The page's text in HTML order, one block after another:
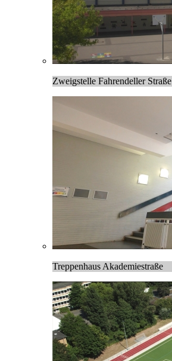
Zweigstelle Fahrendeller Straße
Treppenhaus Akademiestraße